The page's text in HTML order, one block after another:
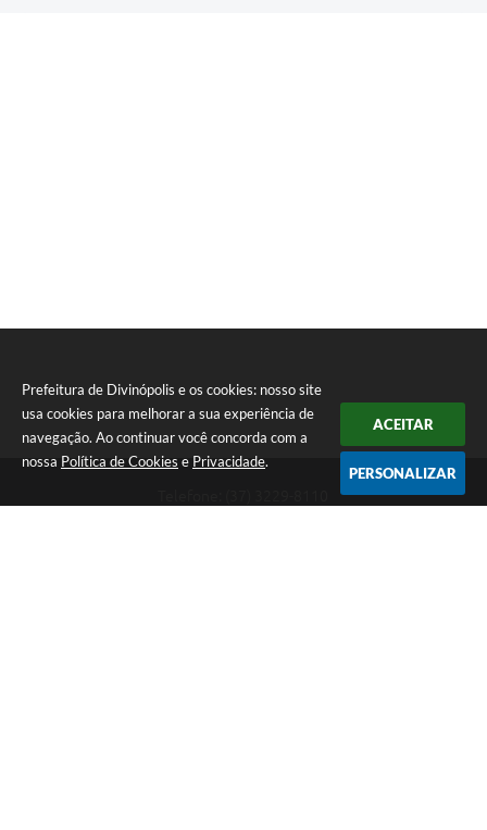
Prefeitura de Divinópolis e os cookies: nosso site
usa cookies para melhorar a sua experiência de
navegação. Ao continuar você concorda com a
nossa Política de Cookies e Privacidade.
ACEITAR
PERSONALIZAR